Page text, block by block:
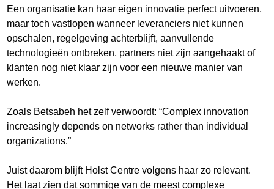
Een organisatie kan haar eigen innovatie perfect uitvoeren,
maar toch vastlopen wanneer leveranciers niet kunnen
opschalen, regelgeving achterblijft, aanvullende
technologieën ontbreken, partners niet zijn aangehaakt of
klanten nog niet klaar zijn voor een nieuwe manier van
werken.
Zoals Betsabeh het zelf verwoordt: “Complex innovation
increasingly depends on networks rather than individual
organizations.”
Juist daarom blijft Holst Centre volgens haar zo relevant.
Het laat zien dat sommige van de meest complexe